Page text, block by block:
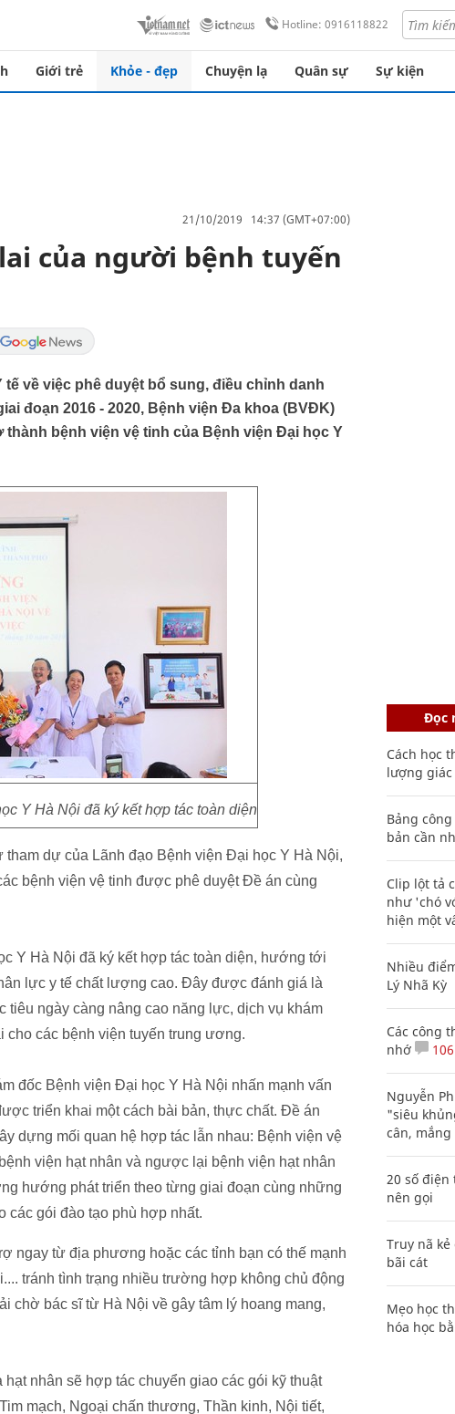
Hotline: 0916118822
Giới trẻ Khỏe - đẹp Chuyện lạ Quân sự Sự kiện
21/10/2019 14:37 (GMT+07:00)
của người bệnh tuyến
tế về việc phê duyệt bổ sung, điều chỉnh danh
đoạn 2016 - 2020, Bệnh viện Đa khoa (BVĐK)
bệnh viện vệ tinh của Bệnh viện Đại học Y
Y Hà Nội đã ký kết hợp tác toàn diện
tham dự của Lãnh đạo Bệnh viện Đại học Y Hà Nội,
bệnh viện vệ tinh được phê duyệt Đề án cùng
Y Hà Nội đã ký kết hợp tác toàn diện, hướng tới
lực y tế chất lượng cao. Đây được đánh giá là
ngày càng nâng cao năng lực, dịch vụ khám
các bệnh viện tuyến trung ương.
đốc Bệnh viện Đại học Y Hà Nội nhấn mạnh vấn
triển khai một cách bài bản, thực chất. Đề án
dựng mối quan hệ hợp tác lẫn nhau: Bệnh viện vệ
viện hạt nhân và ngược lại bệnh viện hạt nhân
hướng phát triển theo từng giai đoạn cùng những
gói đào tạo phù hợp nhất.
ngay từ địa phương hoặc các tỉnh bạn có thế mạnh
tránh tình trạng nhiều trường hợp không chủ động
chờ bác sĩ từ Hà Nội về gây tâm lý hoang mang,
nhân sẽ hợp tác chuyển giao các gói kỹ thuật
mạch, Ngoại chấn thương, Thần kinh, Nội tiết,
Đọc
Cách học
lượng
Bảng
bản cần
Clip lột tả
như 'chó
hiện một
Nhiều
Lý Nhã Kỳ
Các công
nhớ
106
Nguyễn
"siêu
cân,
20 số điện
nên gọi
Truy nã
bãi cát
Mẹo học
hóa học